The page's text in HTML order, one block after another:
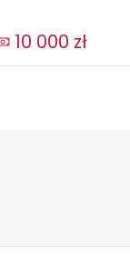
10 000 zł